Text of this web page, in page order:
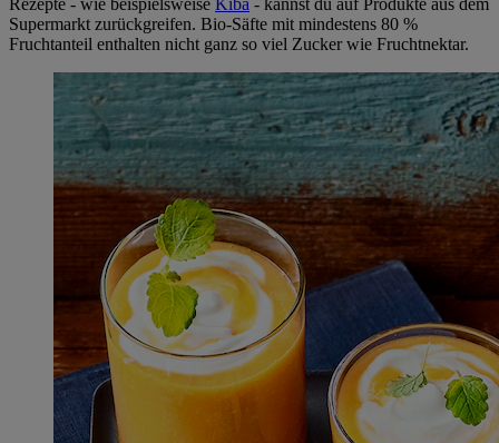
Supermarkt zurückgreifen. Bio-Säfte mit mindestens 80 %
Fruchtanteil enthalten nicht ganz so viel Zucker wie Fruchtnektar.